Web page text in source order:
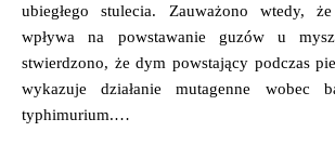
ubiegłego stulecia. Zauważono wtedy,
wpływa na powstawanie guzów u
stwierdzono, że dym powstający podczas
wykazuje działanie mutagenne wobec
typhimurium.…